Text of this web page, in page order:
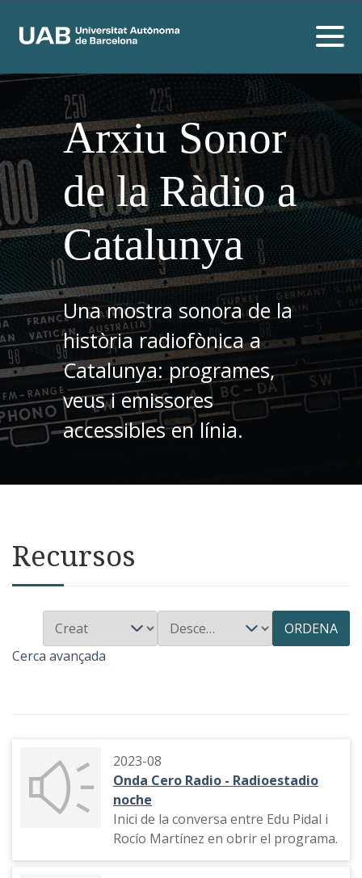
Arxiu Sonor
de la Ràdio a
Catalunya
Una mostra sonora de la
història radiofònica a
Catalunya: programes,
veus i emissores
accessibles en línia.
Recursos
ORDENA
Cerca avançada
2023-08
Onda Cero Radio - Radioestadio
noche
Inici de la conversa entre Edu Pidal i
Rocío Martínez en obrir el programa.